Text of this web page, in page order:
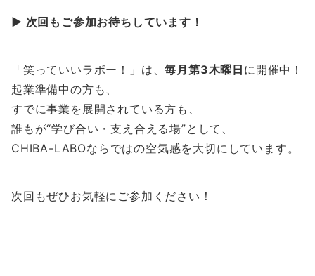
▶︎ 次回もご参加お待ちしています！
「笑っていいラボー！」は、毎月第3木曜日 に開催中！
起業準備中の方も、
すでに事業を展開されている方も、
誰もが“学び合い・支え合える場”として、
CHIBA-LABOならではの空気感を大切にしています。
次回もぜひお気軽にご参加ください！